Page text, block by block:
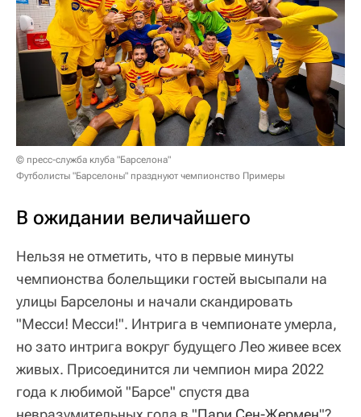
© пресс-служба клуба "Барселона"
Футболисты "Барселоны" празднуют чемпионство Примеры
В ожидании величайшего
Нельзя не отметить, что в первые минуты
чемпионства болельщики гостей высыпали на
улицы Барселоны и начали скандировать
"Месси! Месси!". Интрига в чемпионате умерла,
но зато интрига вокруг будущего Лео живее всех
живых. Присоединится ли чемпион мира 2022
года к любимой "Барсе" спустя два